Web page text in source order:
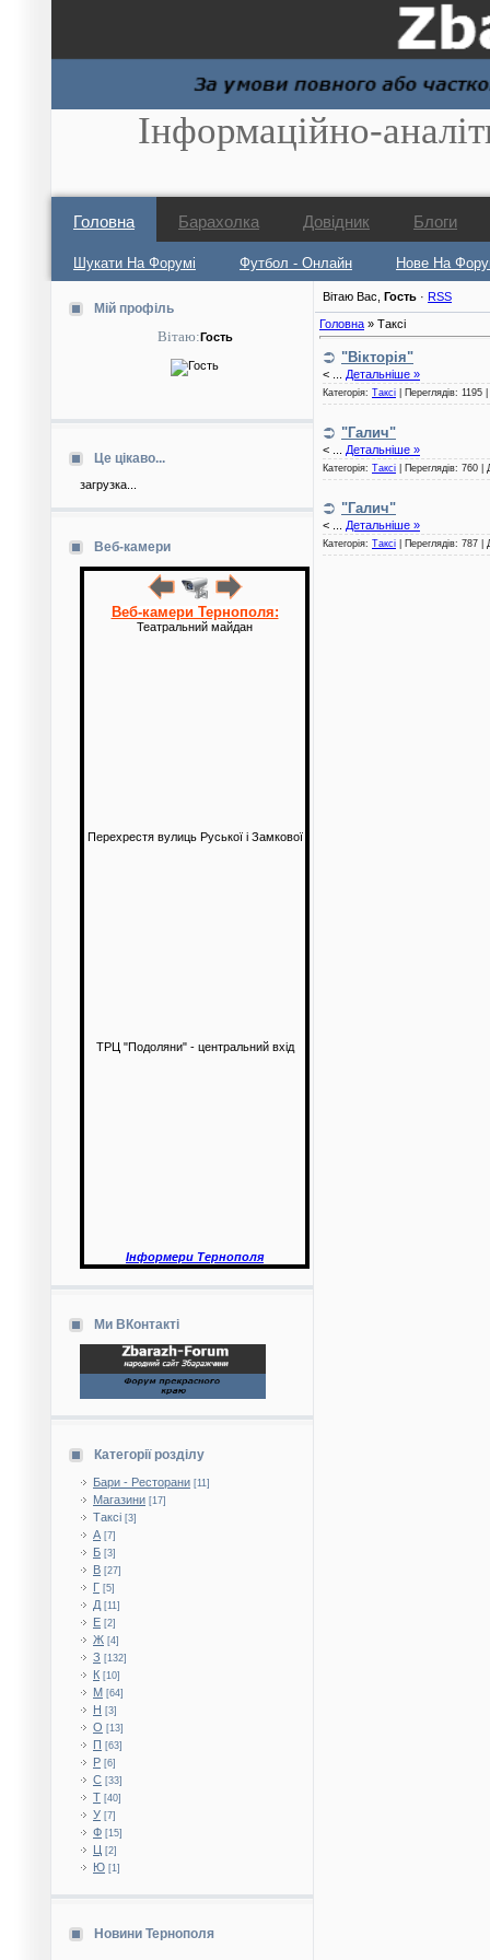
Інформаційно-
Головна
Шукати На Форумі Футбол - Онлайн Нове На
Барахолка Довідник Блоги
Мій профіль
Вітаю:Гость
Це цікаво...
загрузка...
Веб-камери
Веб-камери Тернополя:
Театральний майдан
Перехрестя вулиць Руської і Замкової
ТРЦ "Подоляни" - центральний вхід
Інформери Тернополя
Ми ВКонтакті
Категорії розділу
Бари - Ресторани [11]
Магазини [17]
Таксі [3]
А [7]
Б [3]
В [27]
Г [5]
Д [11]
Е [2]
Ж [4]
З [132]
К [10]
М [64]
Н [3]
О [13]
П [63]
Р [6]
С [33]
Т [40]
У [7]
Ф [15]
Ц [2]
Ю [1]
Новини Тернополя
Вітаю Вас Гость · RSS
Головна » Таксі
"Вікторія"
< Детальніше »
Категорія: Таксі | Переглядів: 1195
"Галич"
< Детальніше »
Категорія: Таксі | Переглядів: 760 |
"Галич"
< Детальніше »
Категорія: Таксі | Переглядів: 787 |